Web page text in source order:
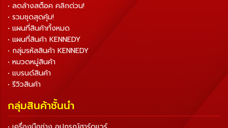
• ลดล้างสต็อค คลิกด่วน!
• รวมชุดสุดคุ้ม!
• แผนที่สินค้าทั้งหมด
• แผนที่สินค้า KENNEDY
• กลุ่มรหัสสินค้า KENNEDY
• หมวดหมู่สินค้า
• แบรนด์สินค้า
• รีวิวสินค้า
กลุ่มสินค้าชั้นนำ